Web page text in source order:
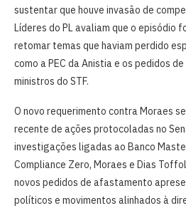
sustentar que houve invasão de
Líderes do PL avaliam que o episódio
retomar temas que haviam perdido
como a PEC da Anistia e os pedidos
ministros do STF.
O novo requerimento contra Moraes
recente de ações protocoladas no
investigações ligadas ao Banco
Compliance Zero, Moraes e Dias
novos pedidos de afastamento
políticos e movimentos alinhados à